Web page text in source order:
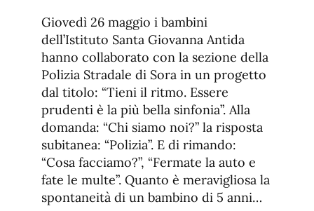
de
fuente
de
fuente.
Giovedì 26 maggio i bambini
dell’Istituto Santa Giovanna Antida
hanno collaborato con la sezione della
Polizia Stradale di Sora in un progetto
dal titolo: “Tieni il ritmo. Essere
prudenti è la più bella sinfonia”. Alla
domanda: “Chi siamo noi?” la risposta
subitanea: “Polizia”. E di rimando:
“Cosa facciamo?”, “Fermate la auto e
fate le multe”. Quanto è meravigliosa la
spontaneità di un bambino di 5 anni…